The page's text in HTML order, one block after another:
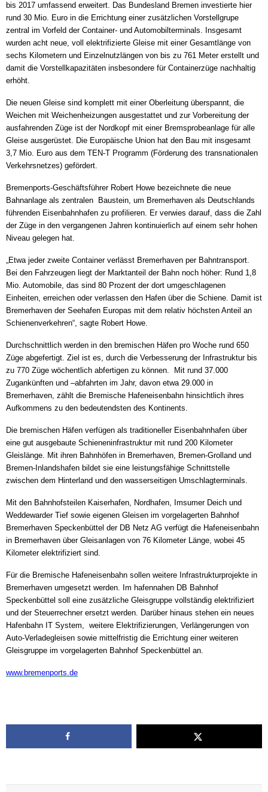
bis 2017 umfassend erweitert. Das Bundesland Bremen investierte hier
rund 30 Mio. Euro in die Errichtung einer zusätzlichen Vorstellgrupe
zentral im Vorfeld der Container- und Automobilterminals. Insgesamt
wurden acht neue, voll elektrifizierte Gleise mit einer Gesamtlänge von
sechs Kilometern und Einzelnutzlängen von bis zu 761 Meter erstellt und
damit die Vorstellkapazitäten insbesondere für Containerzüge nachhaltig
erhöht.
Die neuen Gleise sind komplett mit einer Oberleitung überspannt, die
Weichen mit Weichenheizungen ausgestattet und zur Vorbereitung der
ausfahrenden Züge ist der Nordkopf mit einer Bremsprobeanlage für alle
Gleise ausgerüstet. Die Europäische Union hat den Bau mit insgesamt
3,7 Mio. Euro aus dem TEN-T Programm (Förderung des transnationalen
Verkehrsnetzes) gefördert.
Bremenports-Geschäftsführer Robert Howe bezeichnete die neue
Bahnanlage als zentralen Baustein, um Bremerhaven als Deutschlands
führenden Eisenbahnhafen zu profilieren. Er verwies darauf, dass die Zahl
der Züge in den vergangenen Jahren kontinuierlich auf einem sehr hohen
Niveau gelegen hat.
„Etwa jeder zweite Container verlässt Bremerhaven per Bahntransport.
Bei den Fahrzeugen liegt der Marktanteil der Bahn noch höher: Rund 1,8
Mio. Automobile, das sind 80 Prozent der dort umgeschlagenen
Einheiten, erreichen oder verlassen den Hafen über die Schiene. Damit ist
Bremerhaven der Seehafen Europas mit dem relativ höchsten Anteil an
Schienenverkehren“, sagte Robert Howe.
Durchschnittlich werden in den bremischen Häfen pro Woche rund 650
Züge abgefertigt. Ziel ist es, durch die Verbesserung der Infrastruktur bis
zu 770 Züge wöchentlich abfertigen zu können. Mit rund 37.000
Zugankünften und –abfahrten im Jahr, davon etwa 29.000 in
Bremerhaven, zählt die Bremische Hafeneisenbahn hinsichtlich ihres
Aufkommens zu den bedeutendsten des Kontinents.
Die bremischen Häfen verfügen als traditioneller Eisenbahnhafen über
eine gut ausgebaute Schieneninfrastruktur mit rund 200 Kilometer
Gleislänge. Mit ihren Bahnhöfen in Bremerhaven, Bremen-Grolland und
Bremen-Inlandshafen bildet sie eine leistungsfähige Schnittstelle
zwischen dem Hinterland und den wasserseitigen Umschlagterminals.
Mit den Bahnhofsteilen Kaiserhafen, Nordhafen, Imsumer Deich und
Weddewarder Tief sowie eigenen Gleisen im vorgelagerten Bahnhof
Bremerhaven Speckenbüttel der DB Netz AG verfügt die Hafeneisenbahn
in Bremerhaven über Gleisanlagen von 76 Kilometer Länge, wobei 45
Kilometer elektrifiziert sind.
Für die Bremische Hafeneisenbahn sollen weitere Infrastrukturprojekte in
Bremerhaven umgesetzt werden. Im hafennahen DB Bahnhof
Speckenbüttel soll eine zusätzliche Gleisgruppe vollständig elektrifiziert
und der Steuerrechner ersetzt werden. Darüber hinaus stehen ein neues
Hafenbahn IT System, weitere Elektrifizierungen, Verlängerungen von
Auto-Verladegleisen sowie mittelfristig die Errichtung einer weiteren
Gleisgruppe im vorgelagerten Bahnhof Speckenbüttel an.
www.bremenports.de